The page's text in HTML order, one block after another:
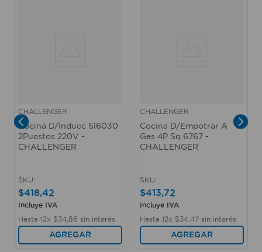
CHALLENGER
Cocina D/Inducc Sl6030
2Puestos 220V -
CHALLENGER
SKU:
$418,42
Incluye IVA
Hasta 12x $34 86 sin interés
AGREGAR
CHALLENGER
Cocina D/Empotrar A
Gas 4P Sq 6767 -
CHALLENGER
SKU:
$413,72
Incluye IVA
Hasta 12x $34 47 sin interés
AGREGAR